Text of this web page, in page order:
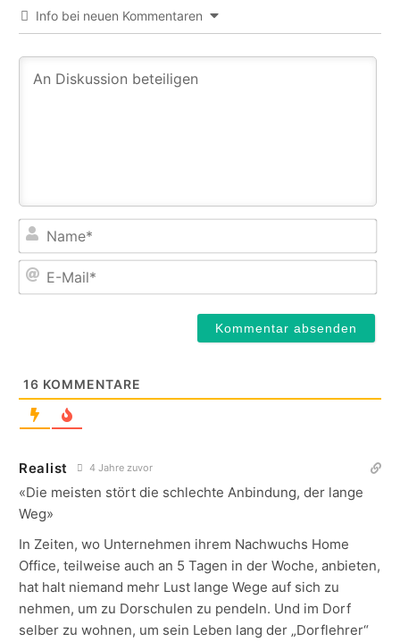
Info bei neuen Kommentaren
E-
16 KOMMENTARE
Realist 4 Jahre zuvor
«Die meisten stört die schlechte Anbindung, der lange
Weg»
In Zeiten, wo Unternehmen ihrem Nachwuchs Home
Office, teilweise auch an 5 Tagen in der Woche, anbieten,
hat halt niemand mehr Lust lange Wege auf sich zu
nehmen, um zu Dorschulen zu pendeln. Und im Dorf
selber zu wohnen, um sein Leben lang der „Dorflehrer“